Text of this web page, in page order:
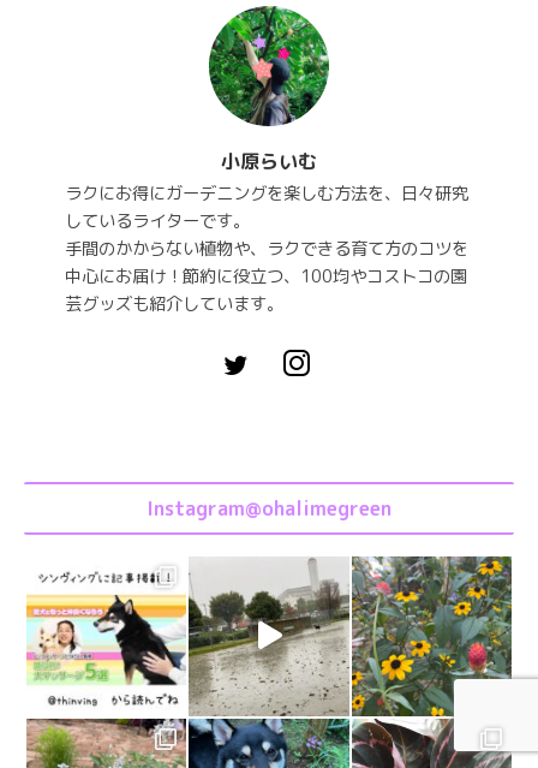
小原らいむ
ラクにお得にガーデニングを楽しむ方法を、日々研究
しているライターです。
手間のかからない植物や、ラクできる育て方のコツを
中心にお届け！節約に役立つ、100均やコストコの園
芸グッズも紹介しています。
Instagram@ohalimegreen